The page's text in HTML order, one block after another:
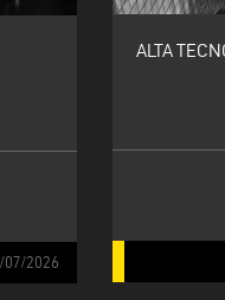
07/2026
ALTA